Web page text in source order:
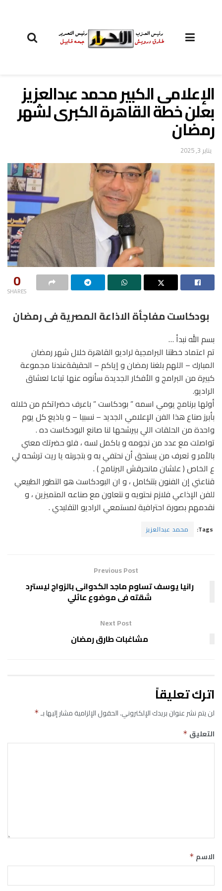
الإعلامى الكبير محمد عبدالعزيز
بعلن خطة القاهرة الكبرى لشهر
رمضان
يناير 3, 2025
0
SHARES
بودكاست مفاجأة الاذاعة المصرية فى رمضان
بسم الله نبدأ …
تم اعتماد خطتنا البرامجية لراديو القاهرة خلال شهر رمضان
المبارك – اللهم بلغنا رمضان و إياكم – الحقيقةعندنا مجموعة
كبيرة من البرامج و الأفكار الجديدة سأنوه عنها تباعا لعشاق
الراديو.
أولها برنامج يومي اسمه ” بودكاست ” باعرف حضراتكم من خلاله
بأبرز صناع هذا الفن الإعلامي الجديد – نسبيا – و باذيع كل يوم
واحدة من الحلقات اللي بيرشحها لنا صانع البودكاست ده .
تواصلت مع عدد من نجومه و باكمل لسه ، فلو حضرتك معني
بالأمر و تعرف من يستحق أن نحتفي به و بتجربته يا ريت ترشحه لي
ع الخاص ( علشان مانحرقش البرنامج ) .
قناعتي إن الفنون بتتكامل ، و ان البودكاست هو التطور الطبيعي
للفن الإذاعي فلازم نحتويه و نتعاون مع صناعه المتميزين ، و
نقدمهم بصورة احترافية لمستمعي الراديو التقليدي .
Tags: محمد عبدالعزيز
Previous Post
رانيا يوسف تساوم ماجد الكدوانى بالزواج ليسترد
شقته فى موضوع عائلي
Next Post
مشاغبات طارق رمضان
اترك تعليقاً
لن يتم نشر عنوان بريدك الإلكتروني.الحقول الإلزامية مشار إليها بـ*
التعليق *
الاسم *